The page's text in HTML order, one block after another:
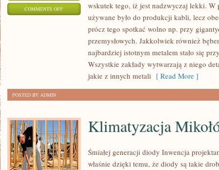
COMMENTS OFFON
ARCHITEKCI
wskutek tego, iż jest nadzwyczaj lekki.
używane było do produkcji kabli, lecz
prócz tego spotkać wolno np. przy
przemysłowych. Jakkolwiek również
najbardziej istotnym metalem stało się
Wszystkie zakłady wytwarzają z niego
jakie z innych metali [ Read More ]
POSTED BY ADMIN
Klimatyzacja
Śmiałej generacji diody Inwencja
właśnie dzięki temu, że diody są takie